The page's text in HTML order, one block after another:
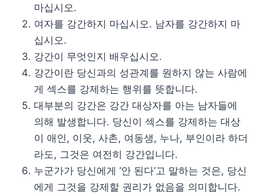
마십시오.
여자를 강간하지 마십시오. 남자를 강간하지 마
십시오.
강간이 무엇인지 배우십시오.
강간이란 당신과의 성관계를 원하지 않는 사람에
게 섹스를 강제하는 행위를 뜻합니다.
대부분의 강간은 강간 대상자를 아는 남자들에
의해 발생합니다. 당신이 섹스를 강제하는 대상
이 애인, 이웃, 사촌, 여동생, 누나, 부인이라 하더
라도, 그것은 여전히 강간입니다.
누군가가 당신에게 ‘안 된다’고 말하는 것은, 당신
에게 그것을 강제할 권리가 없음을 의미합니다.